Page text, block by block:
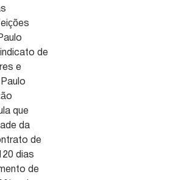
de
e
que
da
de
dias
de